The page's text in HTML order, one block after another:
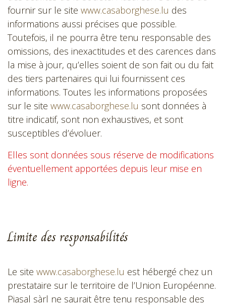
fournir sur le site www.casaborghese.lu des
informations aussi précises que possible.
Toutefois, il ne pourra être tenu responsable des
omissions, des inexactitudes et des carences dans
la mise à jour, qu’elles soient de son fait ou du fait
des tiers partenaires qui lui fournissent ces
informations. Toutes les informations proposées
sur le site www.casaborghese.lu sont données à
titre indicatif, sont non exhaustives, et sont
susceptibles d’évoluer.
Elles sont données sous réserve de modifications
éventuellement apportées depuis leur mise en
ligne.
Limite des responsabilités
Le site www.casaborghese.lu est hébergé chez un
prestataire sur le territoire de l’Union Européenne.
Piasal sàrl ne saurait être tenu responsable des